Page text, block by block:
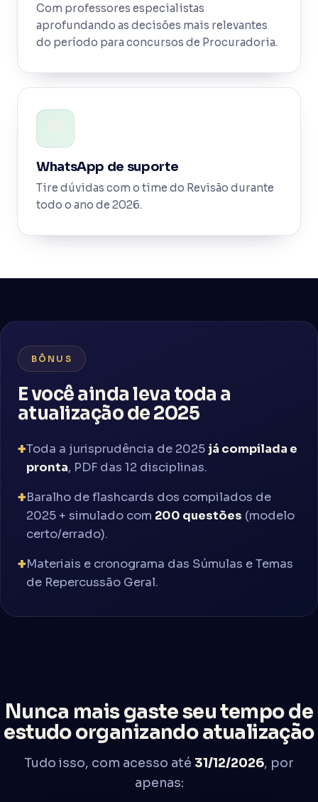
Com professores especialistas
aprofundando as decisões mais relevantes
do período para concursos de Procuradoria.
WhatsApp de suporte
Tire dúvidas com o time do Revisão durante
todo o ano de 2026.
BÔNUS
E você ainda leva toda a
atualização de 2025
Toda a jurisprudência de 2025 já compilada e
pronta, PDF das 12 disciplinas.
Baralho de flashcards dos compilados de
2025 + simulado com 200 questões (modelo
certo/errado).
Materiais e cronograma das Súmulas e Temas
de Repercussão Geral.
Nunca mais gaste seu tempo de
estudo organizando atualização
Tudo isso, com acesso até 31/12/2026, por
apenas: